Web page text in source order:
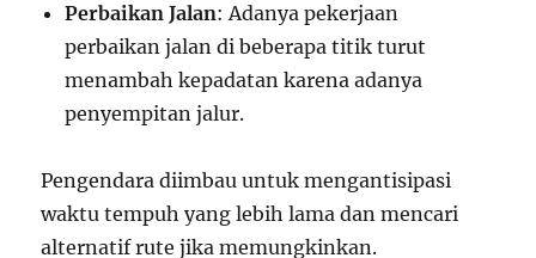
Perbaikan Jalan: Adanya pekerjaan
perbaikan jalan di beberapa titik turut
menambah kepadatan karena adanya
penyempitan jalur.
Pengendara diimbau untuk mengantisipasi
waktu tempuh yang lebih lama dan mencari
alternatif rute jika memungkinkan.